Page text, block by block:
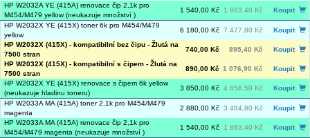
HP W2032A YE (415A) renovace čip 2,1k pro
M454/M479 yellow (neukazuje množství )
1 540,00 Kč 1 863,40 Kč
Koupit
HP W2032X YE (415X) toner 6k pro M454/M479
yellow
6 180,00 Kč 7 477,80 Kč
Koupit
HP W2032X (415X) - kompatibilní bez čipu - Žlutá na
7500 stran
740,00 Kč 895,40 Kč
Koupit
HP W2032X (415X) - kompatibilní s čipem - Žlutá na
7500 stran
890,00 Kč 1 076,90 Kč
Koupit
HP W2032X YE (415X) renovace s čipem 6k yellow
(neukazuje hladinu toneru)
3 850,00 Kč 4 658,50 Kč
Koupit
HP W2033A MA (415A) toner 2,1k pro M454/M479
magenta
2 880,00 Kč 3 484,80 Kč
Koupit
HP W2033A MA (415A) renovace čip 2,1k pro
M454/M479 magenta (neukazuje množství )
1 540,00 Kč 1 863,40 Kč
Koupit